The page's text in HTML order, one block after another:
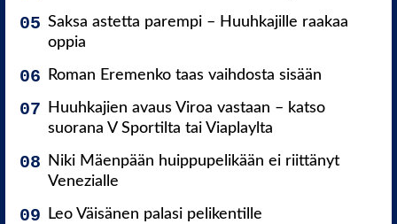
Saksa astetta parempi – Huuhkajille raakaa
oppia
Roman Eremenko taas vaihdosta sisään
Huuhkajien avaus Viroa vastaan – katso
suorana V Sportilta tai Viaplaylta
Niki Mäenpään huippupelikään ei riittänyt
Venezialle
Leo Väisänen palasi pelikentille